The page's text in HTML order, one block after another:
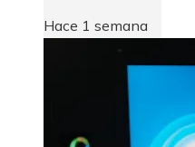
Hace 1 semana